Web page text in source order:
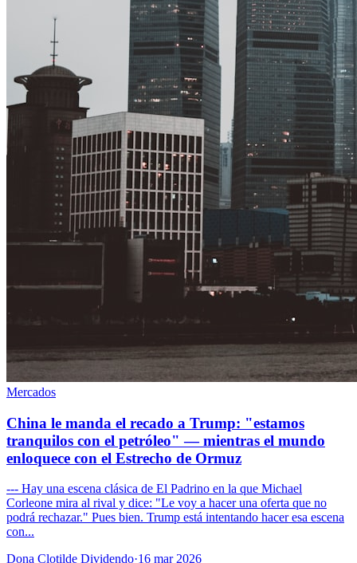
Mercados
China le manda el recado a Trump: "estamos
tranquilos con el petróleo" — mientras el mundo
enloquece con el Estrecho de Ormuz
--- Hay una escena clásica de El Padrino en la que Michael
Corleone mira al rival y dice: "Le voy a hacer una oferta que no
podrá rechazar." Pues bien. Trump está intentando hacer esa escena
con...
Dona Clotilde Dividendo·16 mar 2026